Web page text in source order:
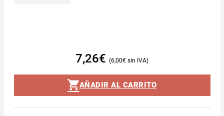
7,26€ 6,00€
AÑADIR AL CARRITO